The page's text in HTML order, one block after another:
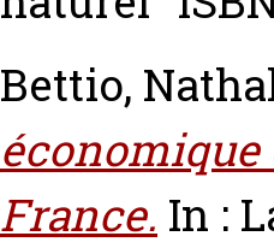
Bettio,
France. In :